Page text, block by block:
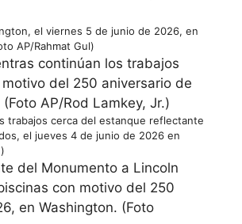
el viernes 5 de junio de 2026, en
AP/Rahmat Gul)
trabajos cerca del estanque reflectante
el jueves 4 de junio de 2026 en